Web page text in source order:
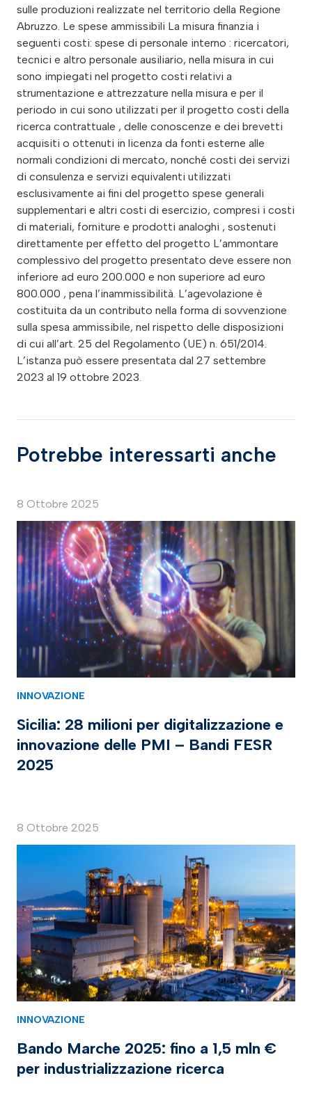
sulle produzioni realizzate nel territorio della Regione
Abruzzo. Le spese ammissibili La misura finanzia i
seguenti costi: spese di personale interno : ricercatori,
tecnici e altro personale ausiliario, nella misura in cui
sono impiegati nel progetto costi relativi a
strumentazione e attrezzature nella misura e per il
periodo in cui sono utilizzati per il progetto costi della
ricerca contrattuale , delle conoscenze e dei brevetti
acquisiti o ottenuti in licenza da fonti esterne alle
normali condizioni di mercato, nonché costi dei servizi
di consulenza e servizi equivalenti utilizzati
esclusivamente ai fini del progetto spese generali
supplementari e altri costi di esercizio, compresi i costi
di materiali, forniture e prodotti analoghi , sostenuti
direttamente per effetto del progetto L’ammontare
complessivo del progetto presentato deve essere non
inferiore ad euro 200.000 e non superiore ad euro
800.000 , pena l’inammissibilità. L’agevolazione è
costituita da un contributo nella forma di sovvenzione
sulla spesa ammissibile, nel rispetto delle disposizioni
di cui all’art. 25 del Regolamento (UE) n. 651/2014.
L’istanza può essere presentata dal 27 settembre
2023 al 19 ottobre 2023.
Potrebbe interessarti anche
8 Ottobre 2025
INNOVAZIONE
Sicilia: 28 milioni per digitalizzazione e
innovazione delle PMI – Bandi FESR
2025
8 Ottobre 2025
INNOVAZIONE
Bando Marche 2025: fino a 1,5 mln €
per industrializzazione ricerca